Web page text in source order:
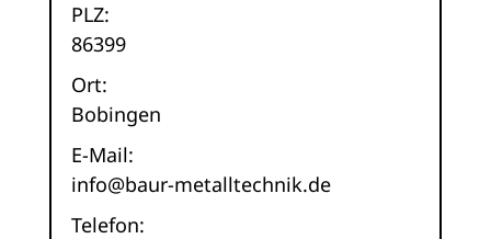
PLZ:
86399
Ort:
Bobingen
E-Mail:
info@baur-metalltechnik.de
Telefon: